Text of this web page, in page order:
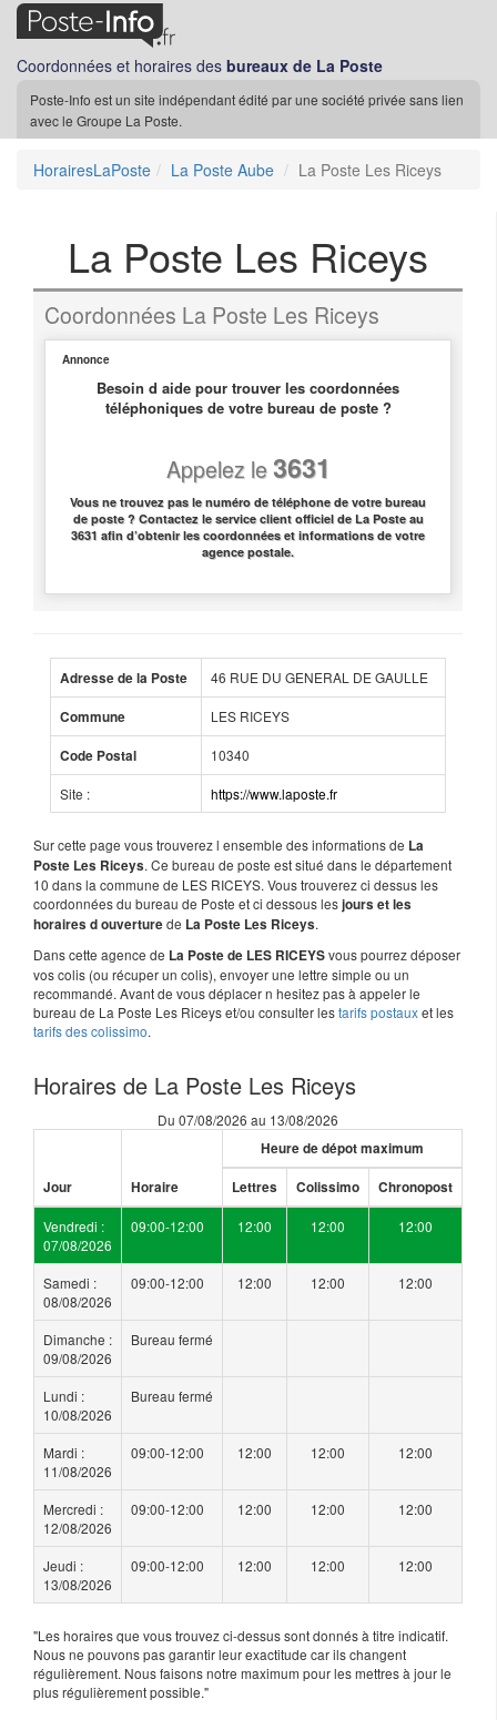
Coordonnées et horaires des bureaux de La Poste
Poste-Info est un site indépendant édité par une société privée sans lien
avec le Groupe La Poste.
HorairesLaPoste La Poste Aube La Poste Les Riceys
La Poste Les Riceys
Coordonnées La Poste Les Riceys
Annonce
Besoin d aide pour trouver les coordonnées
téléphoniques de votre bureau de poste ?
Appelez le3631
Vous ne trouvez pas le numéro de téléphone de votre bureau
de poste ? Contactez le service client officiel de La Poste au
3631 afin d’obtenir les coordonnées et informations de votre
agence postale.
Adresse de la Poste 46 RUE DU GENERAL DE GAULLE
Commune LES RICEYS
Code Postal 10340
Site : https://www.laposte.fr
Sur cette page vous trouverez l ensemble des informations de La
Poste Les Riceys. Ce bureau de poste est situé dans le département
10 dans la commune de LES RICEYS. Vous trouverez ci dessus les
coordonnées du bureau de Poste et ci dessous lesjours et les
horaires d ouverturede La Poste Les Riceys.
Dans cette agence de La Poste de LES RICEYSvous pourrez déposer
vos colis (ou récuper un colis), envoyer une lettre simple ou un
recommandé. Avant de vous déplacer n hesitez pas à appeler le
bureau de La Poste Les Riceys et/ou consulter lestarifs postauxet les
tarifs des colissimo.
Horaires de La Poste Les Riceys
Du 07/08/2026 au 13/08/2026
Jour Horaire
Heure de dépot maximum
Lettres Colissimo Chronopost
Vendredi :
07/08/2026
09:00-12:00 12:00 12:00 12:00
Samedi :
08/08/2026
09:00-12:00 12:00 12:00 12:00
Dimanche :
09/08/2026
Bureau fermé
Lundi :
10/08/2026
Bureau fermé
Mardi :
11/08/2026
09:00-12:00 12:00 12:00 12:00
Mercredi :
12/08/2026
09:00-12:00 12:00 12:00 12:00
Jeudi :
13/08/2026
09:00-12:00 12:00 12:00 12:00
"Les horaires que vous trouvez ci-dessus sont donnés à titre indicatif.
Nous ne pouvons pas garantir leur exactitude car ils changent
régulièrement. Nous faisons notre maximum pour les mettres à jour le
plus régulièrement possible."